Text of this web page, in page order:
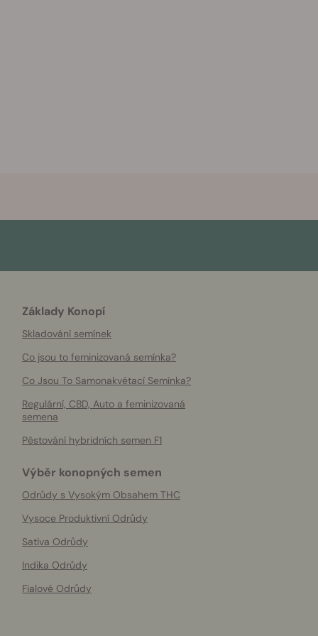
Základy Konopí
Skladování semínek
Co jsou to feminizovaná semínka?
Co Jsou To Samonakvétací Semínka?
Regulární, CBD, Auto a feminizovaná
semena
Pěstování hybridních semen F1
Výběr konopných semen
Odrůdy s Vysokým Obsahem THC
Vysoce Produktivní Odrůdy
Sativa Odrůdy
Indika Odrůdy
Fialové Odrůdy